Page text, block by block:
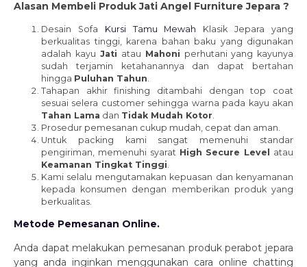
Alasan Membeli Produk Jati Angel Furniture Jepara ?
Desain Sofa Kursi Tamu Mewah Klasik Jepara yang
berkualitas tinggi, karena bahan baku yang digunakan
adalah kayu Jati atau Mahoni perhutani yang kayunya
sudah terjamin ketahanannya dan dapat bertahan
hingga Puluhan Tahun.
Tahapan akhir finishing ditambahi dengan top coat
sesuai selera customer sehingga warna pada kayu akan
Tahan Lama dan Tidak Mudah Kotor.
Prosedur pemesanan cukup mudah, cepat dan aman.
Untuk packing kami sangat memenuhi standar
pengiriman, memenuhi syarat High Secure Level
atau
Keamanan Tingkat Tinggi.
Kami selalu mengutamakan kepuasan dan kenyamanan
kepada konsumen dengan memberikan produk yang
berkualitas.
Metode Pemesanan Online.
Anda dapat melakukan pemesanan produk perabot jepara
yang anda inginkan menggunakan cara online chatting